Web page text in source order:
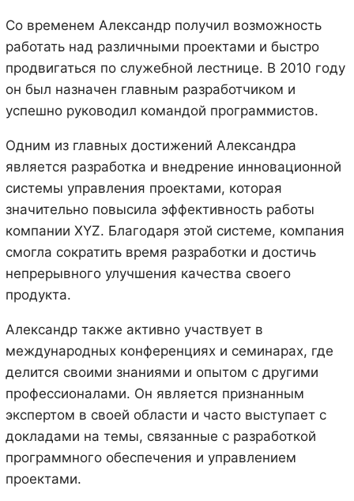
Со временем Александр получил возможность
работать над различными проектами и быстро
продвигаться по служебной лестнице. В 2010 году
он был назначен главным разработчиком и
успешно руководил командой программистов.
Одним из главных достижений Александра
является разработка и внедрение инновационной
системы управления проектами, которая
значительно повысила эффективность работы
компании XYZ. Благодаря этой системе, компания
смогла сократить время разработки и достичь
непрерывного улучшения качества своего
продукта.
Александр также активно участвует в
международных конференциях и семинарах, где
делится своими знаниями и опытом с другими
профессионалами. Он является признанным
экспертом в своей области и часто выступает с
докладами на темы, связанные с разработкой
программного обеспечения и управлением
проектами.